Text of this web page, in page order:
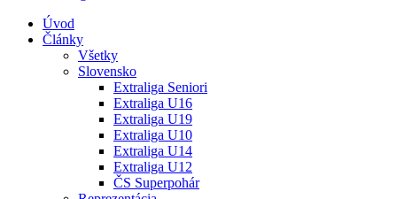
Úvod
Články
Všetky
Slovensko
Extraliga Seniori
Extraliga U16
Extraliga U19
Extraliga U10
Extraliga U14
Extraliga U12
ČS Superpohár